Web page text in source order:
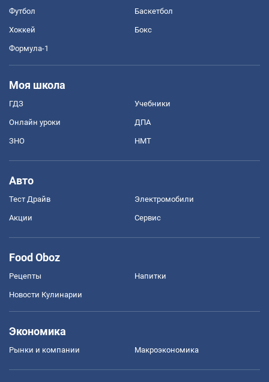
Футбол Баскетбол
Хоккей Бокс
Формула-1
Моя школа
ГДЗ Учебники
Онлайн уроки ДПА
ЗНО НМТ
Авто
Тест Драйв Электромобили
Акции Сервис
Food Oboz
Рецепты Напитки
Новости Кулинарии
Экономика
Рынки и компании Mакроэкономика